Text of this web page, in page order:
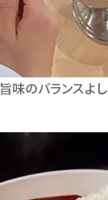
旨味のバランスよし